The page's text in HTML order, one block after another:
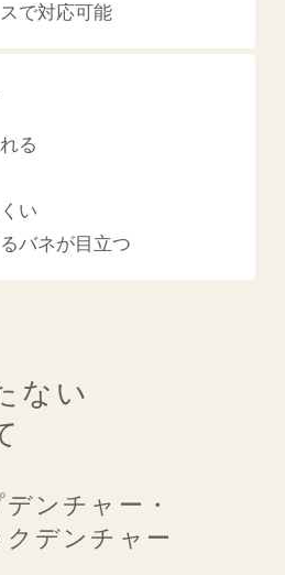
で対応可能
る
い
バネが目立つ
ない
ンチャー・
デンチャー